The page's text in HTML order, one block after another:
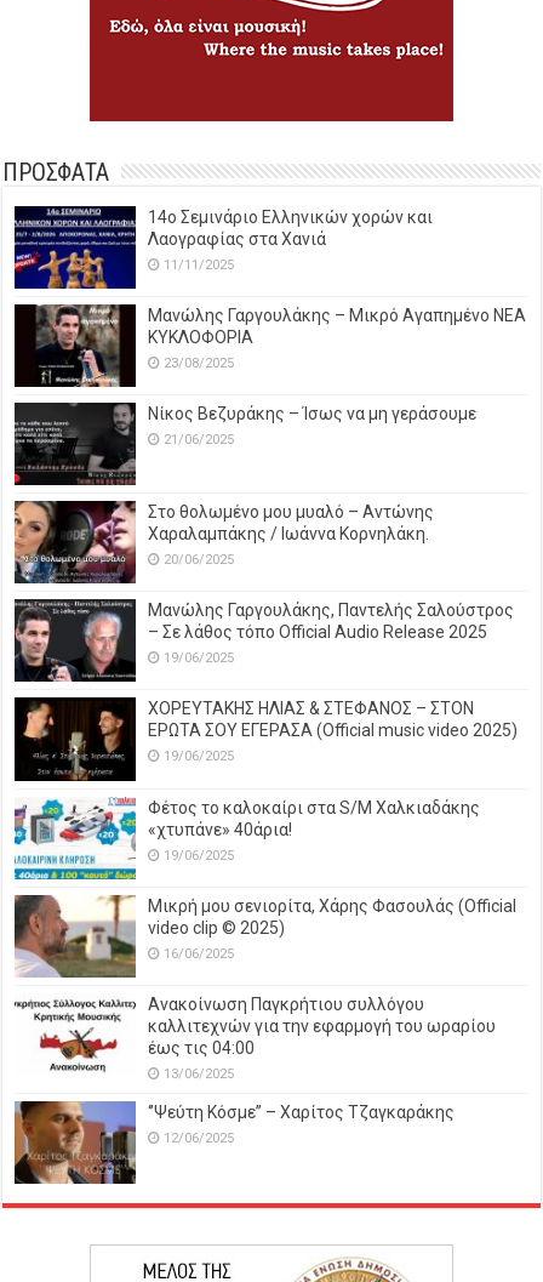
ΠΡΟΣΦΑΤΑ
14o Σεμινάριο Ελληνικών χορών και
Λαογραφίας στα Χανιά
11/11/2025
Μανώλης Γαργουλάκης – Μικρό Αγαπημένο NEΑ
ΚΥΚΛΟΦΟΡΙΑ
23/08/2025
Νίκος Βεζυράκης – Ίσως να μη γεράσουμε
21/06/2025
Στο θολωμένο μου μυαλό – Αντώνης
Χαραλαμπάκης / Ιωάννα Κορνηλάκη.
20/06/2025
Μανώλης Γαργουλάκης, Παντελής Σαλούστρος
– Σε λάθος τόπο Official Audio Release 2025
19/06/2025
ΧΟΡΕΥΤΑΚΗΣ ΗΛΙΑΣ & ΣΤΕΦΑΝΟΣ – ΣΤΟΝ
ΕΡΩΤΑ ΣΟΥ ΕΓΕΡΑΣΑ (Official music video 2025)
19/06/2025
Φέτος το καλοκαίρι στα S/M Χαλκιαδάκης
«χτυπάνε» 40άρια!
19/06/2025
Μικρή μου σενιορίτα, Χάρης Φασουλάς (Official
video clip © 2025)
16/06/2025
Ανακοίνωση Παγκρήτιου συλλόγου
καλλιτεχνών για την εφαρμογή του ωραρίου
έως τις 04:00
13/06/2025
‘’Ψεύτη Κόσμε’’ – Χαρίτος Τζαγκαράκης
12/06/2025